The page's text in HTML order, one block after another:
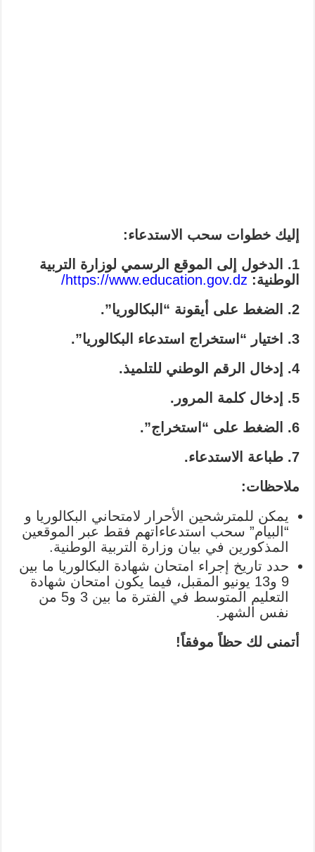
إليك خطوات سحب الاستدعاء:
1. الدخول إلى الموقع الرسمي لوزارة التربية
الوطنية: https://www.education.gov.dz/
2. الضغط على أيقونة “البكالوريا”.
3. اختيار “استخراج استدعاء البكالوريا”.
4. إدخال الرقم الوطني للتلميذ.
5. إدخال كلمة المرور.
6. الضغط على “استخراج”.
7. طباعة الاستدعاء.
ملاحظات:
يمكن للمترشحين الأحرار لامتحاني البكالوريا و
“البيام” سحب استدعاءاتهم فقط عبر الموقعين
المذكورين في بيان وزارة التربية الوطنية.
حدد تاريخ إجراء امتحان شهادة البكالوريا ما بين
9 و13 يونيو المقبل، فيما يكون امتحان شهادة
التعليم المتوسط في الفترة ما بين 3 و5 من
نفس الشهر.
أتمنى لك حظاً موفقاً!